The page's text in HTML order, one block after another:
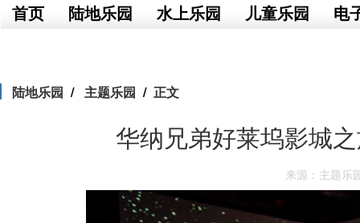
首页 陆地乐园 水上乐园 儿童乐园 电
陆地乐园 主题乐园 正文
华纳兄弟好莱坞影城
来源：主题乐